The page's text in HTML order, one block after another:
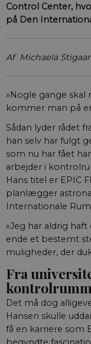
Control Center,
på Den
Af Michaela
»Nogle gange
kommer man på
Sådan lyder rådet
han selv har fulgt
som nu har fået
arbejder i
Hans titel er EPIC
planlægger
Internationale
»Jeg har aldrig
ende et bestemt
muligheder, der
Fra
Det må dog
Hansen skulle
få en karriere som